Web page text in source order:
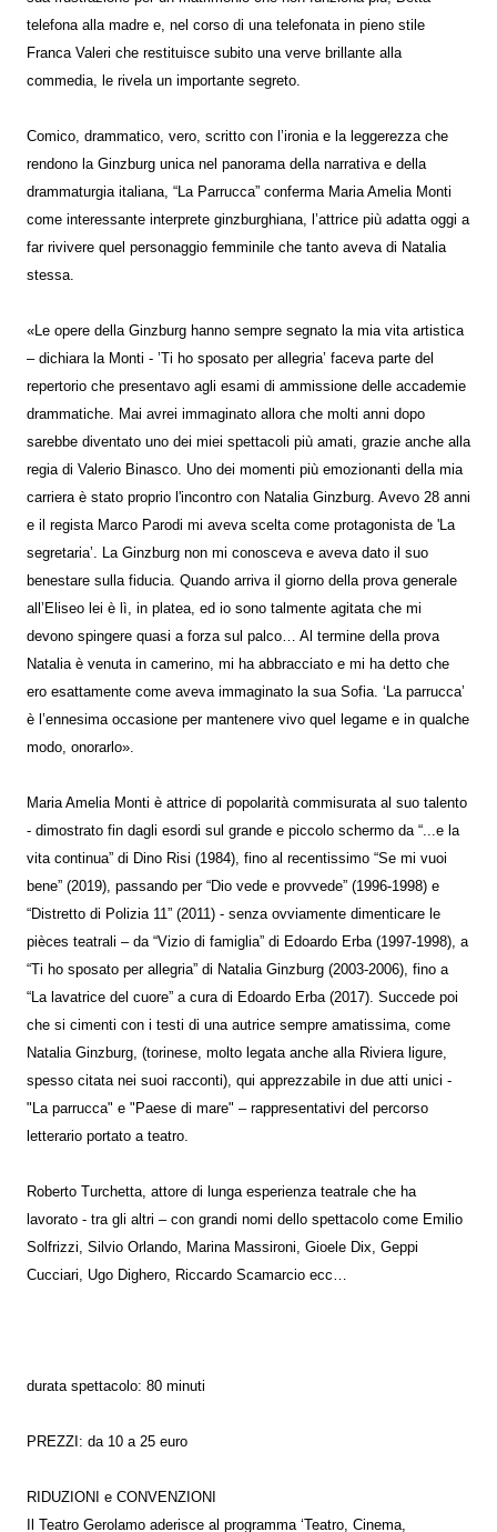
telefona alla madre e, nel corso di una telefonata in pieno stile
Franca Valeri che restituisce subito una verve brillante alla
commedia, le rivela un importante segreto.
Comico, drammatico, vero, scritto con l’ironia e la leggerezza che
rendono la Ginzburg unica nel panorama della narrativa e della
drammaturgia italiana, “La Parrucca” conferma Maria Amelia Monti
come interessante interprete ginzburghiana, l’attrice più adatta oggi a
far rivivere quel personaggio femminile che tanto aveva di Natalia
stessa.
«Le opere della Ginzburg hanno sempre segnato la mia vita artistica
– dichiara la Monti - ’Ti ho sposato per allegria’ faceva parte del
repertorio che presentavo agli esami di ammissione delle accademie
drammatiche. Mai avrei immaginato allora che molti anni dopo
sarebbe diventato uno dei miei spettacoli più amati, grazie anche alla
regia di Valerio Binasco. Uno dei momenti più emozionanti della mia
carriera è stato proprio l'incontro con Natalia Ginzburg. Avevo 28 anni
e il regista Marco Parodi mi aveva scelta come protagonista de 'La
segretaria’. La Ginzburg non mi conosceva e aveva dato il suo
benestare sulla fiducia. Quando arriva il giorno della prova generale
all’Eliseo lei è lì, in platea, ed io sono talmente agitata che mi
devono spingere quasi a forza sul palco… Al termine della prova
Natalia è venuta in camerino, mi ha abbracciato e mi ha detto che
ero esattamente come aveva immaginato la sua Sofia. ‘La parrucca’
è l’ennesima occasione per mantenere vivo quel legame e in qualche
modo, onorarlo».
Maria Amelia Monti è attrice di popolarità commisurata al suo talento
- dimostrato fin dagli esordi sul grande e piccolo schermo da “...e la
vita continua” di Dino Risi (1984), fino al recentissimo “Se mi vuoi
bene” (2019), passando per “Dio vede e provvede” (1996-1998) e
“Distretto di Polizia 11” (2011) - senza ovviamente dimenticare le
pièces teatrali – da “Vizio di famiglia” di Edoardo Erba (1997-1998), a
“Ti ho sposato per allegria” di Natalia Ginzburg (2003-2006), fino a
“La lavatrice del cuore” a cura di Edoardo Erba (2017). Succede poi
che si cimenti con i testi di una autrice sempre amatissima, come
Natalia Ginzburg, (torinese, molto legata anche alla Riviera ligure,
spesso citata nei suoi racconti), qui apprezzabile in due atti unici -
"La parrucca" e "Paese di mare" – rappresentativi del percorso
letterario portato a teatro.
Roberto Turchetta, attore di lunga esperienza teatrale che ha
lavorato - tra gli altri – con grandi nomi dello spettacolo come Emilio
Solfrizzi, Silvio Orlando, Marina Massironi, Gioele Dix, Geppi
Cucciari, Ugo Dighero, Riccardo Scamarcio ecc…
durata spettacolo: 80 minuti
PREZZI: da 10 a 25 euro
RIDUZIONI e CONVENZIONI
Il Teatro Gerolamo aderisce al programma ‘Teatro, Cinema,